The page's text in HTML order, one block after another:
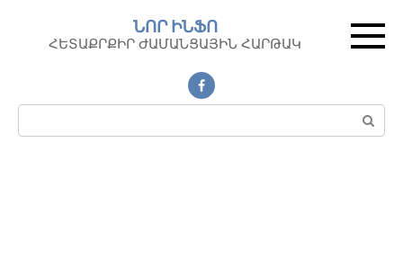
контенту
ՆՈՐ ԻՆՖՈ
ՀԵՏԱՔՐՔԻՐ ԺԱՄԱՆՑԱՅԻՆ ՀԱՐԹԱԿ
Поиск: